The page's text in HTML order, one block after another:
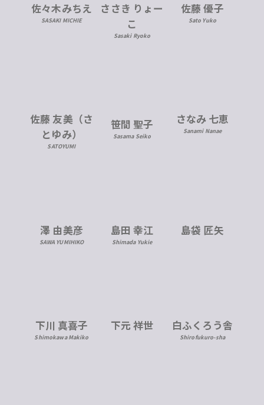
佐々木みちえ
SASAKI MICHIE
ささき りょー
こ
Sasaki Ryoko
佐藤 優子
Sato Yuko
佐藤 友美（さ
とゆみ）
SATOYUMI
笹間 聖子
Sasama Seiko
さなみ 七恵
Sanami Nanae
澤 由美彦
SAWA YUMIHIKO
島田 幸江
Shimada Yukie
島袋 匠矢
下川 真喜子
Shimokawa Makiko
下元 祥世 白ふくろう舎
Shirofukuro-sha